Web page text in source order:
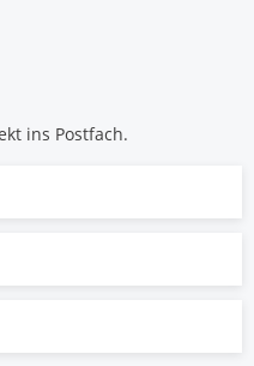
ins Postfach.